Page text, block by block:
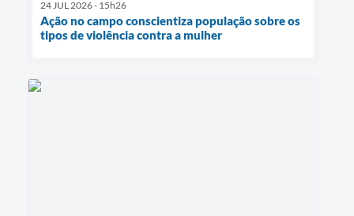
24 JUL 2026 - 15h26
Ação no campo conscientiza população sobre os
tipos de violência contra a mulher